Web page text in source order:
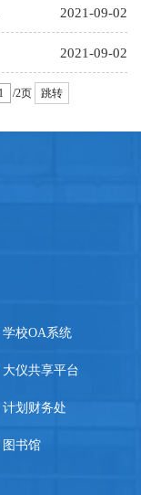
2021-09-02
2021-09-02
/2页 跳转
学校OA系统
大仪共享平台
计划财务处
图书馆